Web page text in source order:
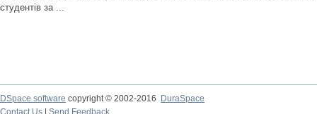
студентів за ...
DSpace software copyright © 2002-2016
DuraSpace
Contact Us
Send Feedback